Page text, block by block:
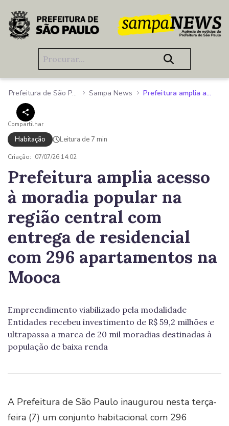
Pular para o Conteúdo principal
Prefeitura de São Paulo Sampa News Prefeitura amplia acesso à moradia popular na região central com entrega de residencial com 296 apartamentos na Mooca
Compartilhar
Habitação Leitura de 7 min
Criação: 07/07/26 14:02
Prefeitura amplia acesso
à moradia popular na
região central com
entrega de residencial
com 296 apartamentos na
Mooca
Empreendimento viabilizado pela modalidade
Entidades recebeu investimento de R$ 59,2 milhões e
ultrapassa a marca de 20 mil moradias destinadas à
população de baixa renda
A Prefeitura de São Paulo inaugurou nesta terça-
feira (7) um conjunto habitacional com 296